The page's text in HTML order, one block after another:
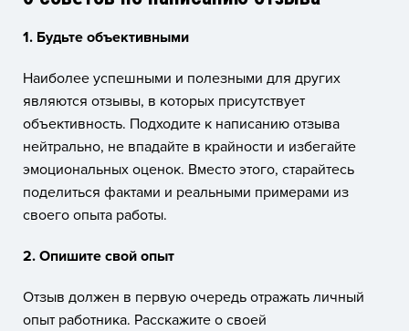
1. Будьте объективными
Наиболее успешными и полезными для других
являются отзывы, в которых присутствует
объективность. Подходите к написанию отзыва
нейтрально, не впадайте в крайности и избегайте
эмоциональных оценок. Вместо этого, старайтесь
поделиться фактами и реальными примерами из
своего опыта работы.
2. Опишите свой опыт
Отзыв должен в первую очередь отражать личный
опыт работника. Расскажите о своей